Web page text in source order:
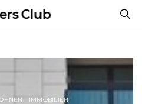
Club
IMMOBILIEN